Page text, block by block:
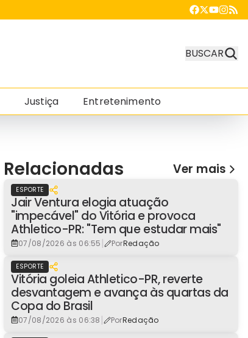
BUSCAR
Justiça Entretenimento
Relacionadas Ver mais
ESPORTE
Jair Ventura elogia atuação
"impecável" do Vitória e provoca
Athletico-PR: "Tem que estudar mais"
07/08/2026 às 06:55 | PorRedação
ESPORTE
Vitória goleia Athletico-PR, reverte
desvantagem e avança às quartas da
Copa do Brasil
07/08/2026 às 06:38 | PorRedação